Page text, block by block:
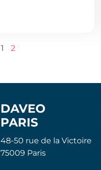
1 2
DAVEO
PARIS
48-50 rue de la Victoire
75009 Paris